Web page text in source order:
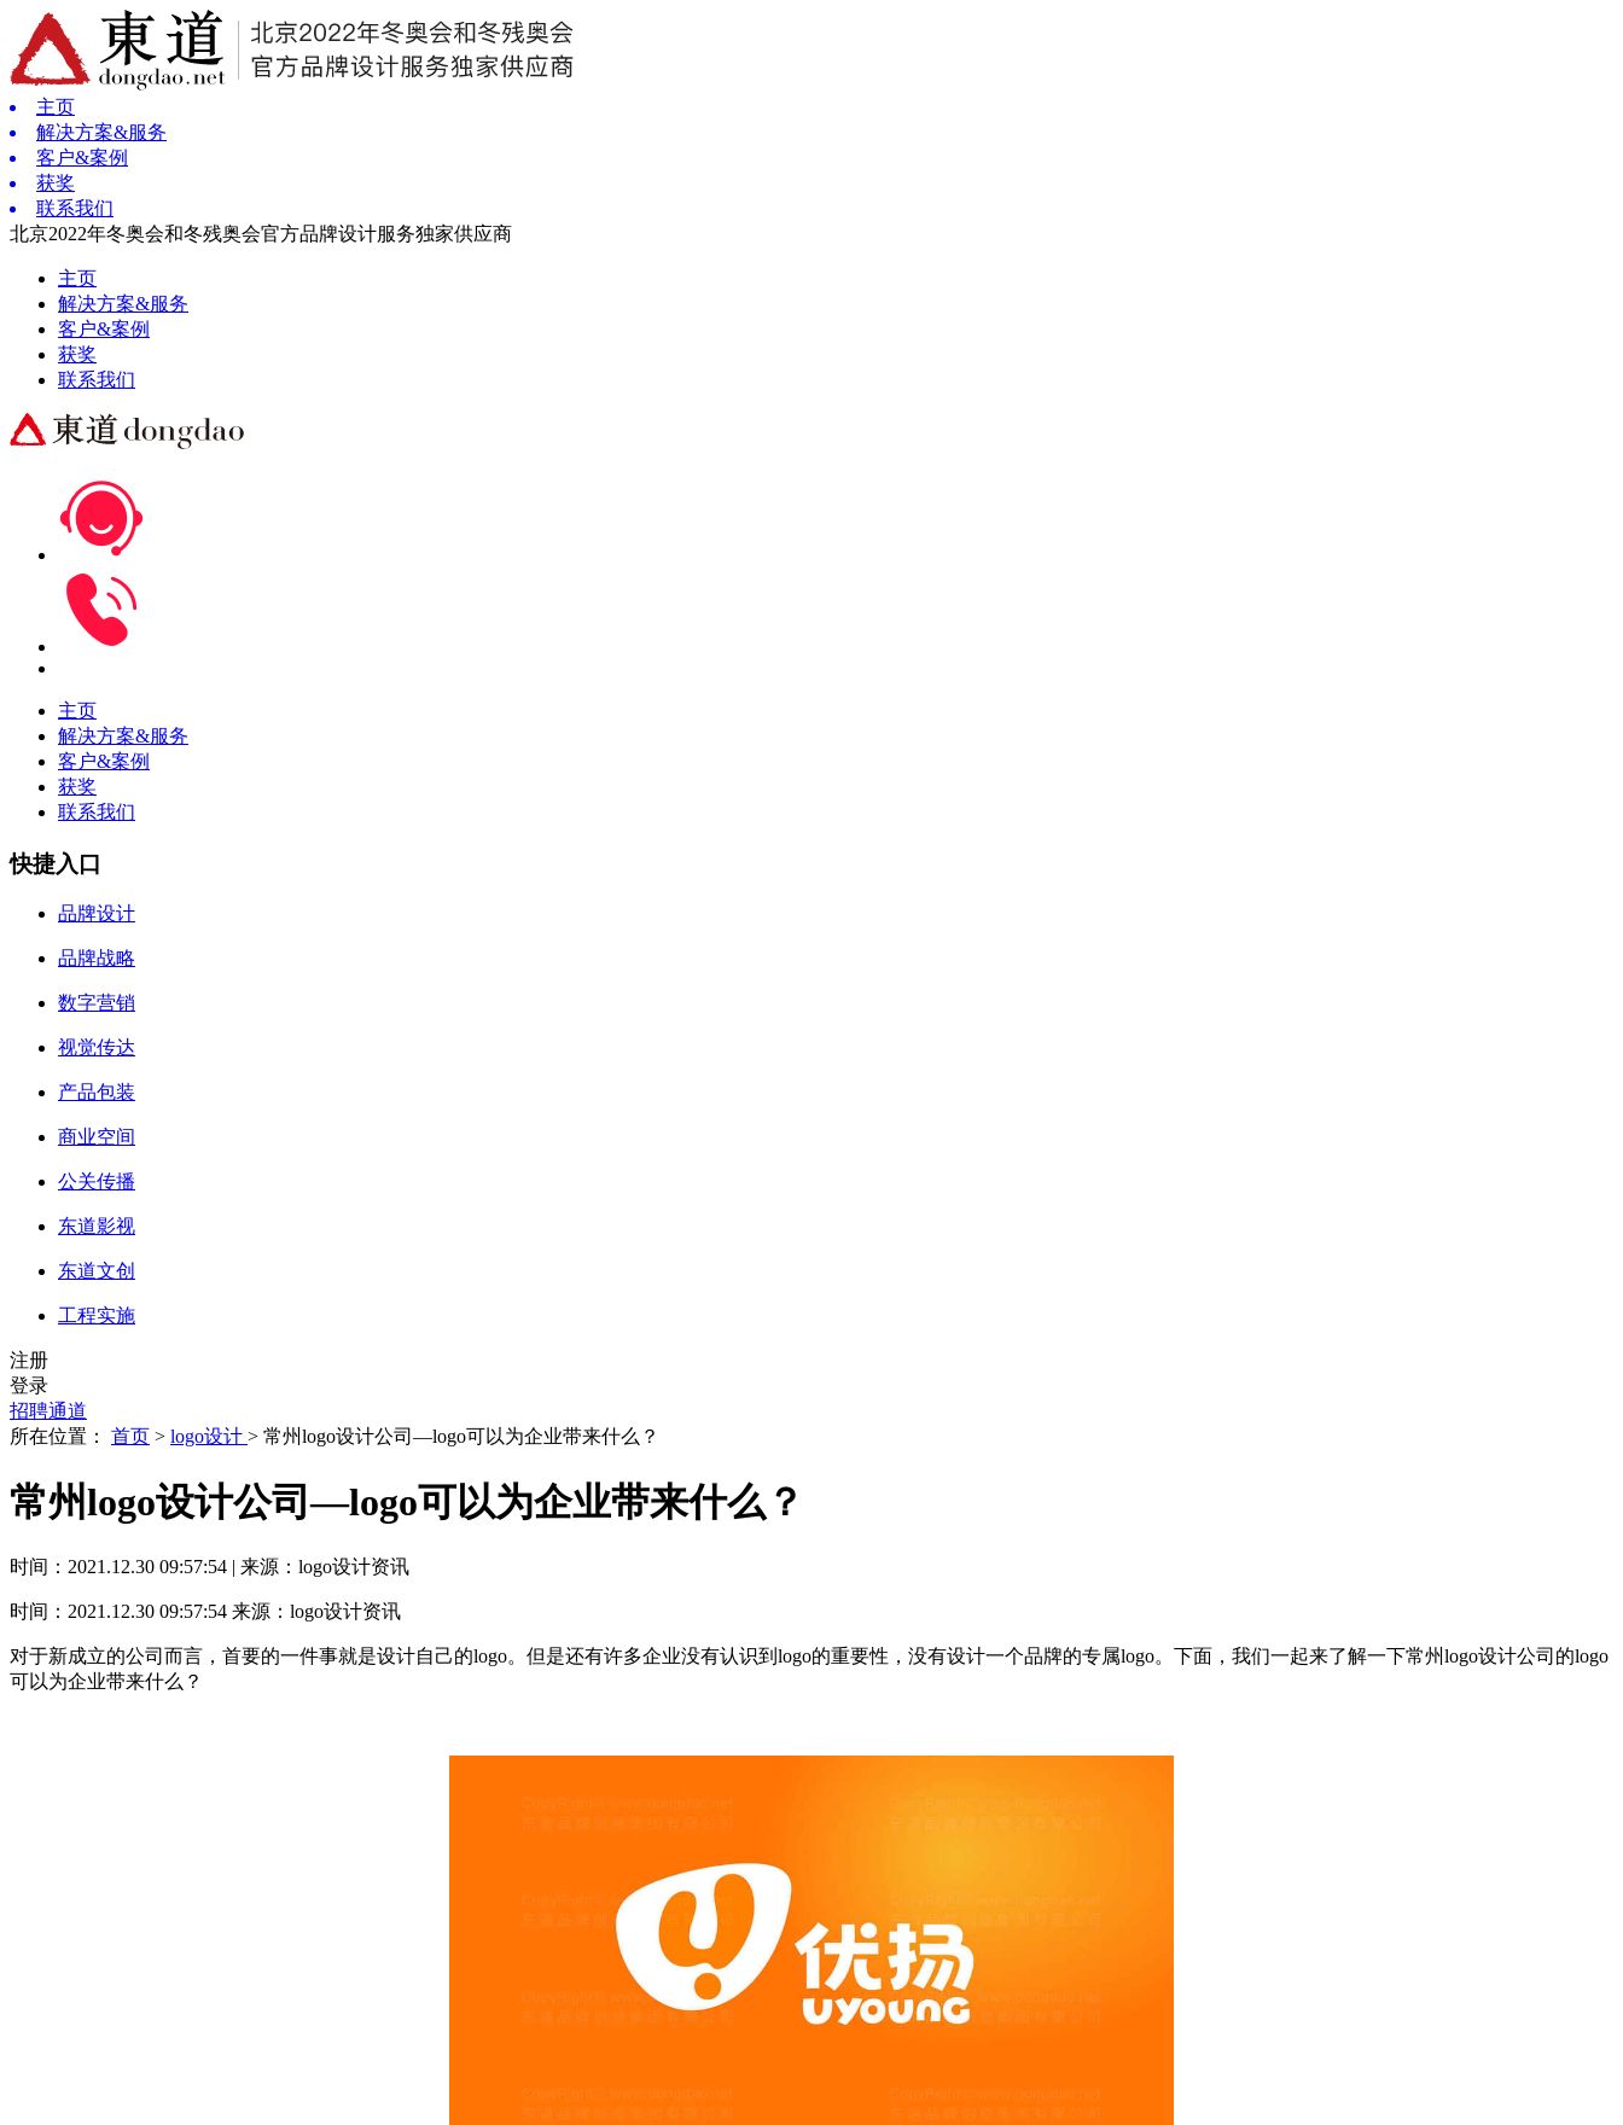
主页
解决方案&服务
客户&案例
获奖
联系我们
北京2022年冬奥会和冬残奥会官方品牌设计服务独家供应商
主页
解决方案&服务
客户&案例
获奖
联系我们
主页
解决方案&服务
客户&案例
获奖
联系我们
快捷入口
品牌设计
品牌战略
数字营销
视觉传达
产品包装
商业空间
公关传播
东道影视
东道文创
工程实施
注册
登录
招聘通道
所在位置： 首页 > logo设计 > 常州logo设计公司—logo可以为企业带来什么？
常州logo设计公司—logo可以为企业带来什么？
时间：2021.12.30 09:57:54 | 来源：logo设计资讯
时间：2021.12.30 09:57:54 来源：logo设计资讯
对于新成立的公司而言，首要的一件事就是设计自己的logo。但是还有许多企业没有认识到logo的重要性，没有设计一个品牌的专属logo。下面，我们一起来了解一下常州logo设计公司的logo
可以为企业带来什么？